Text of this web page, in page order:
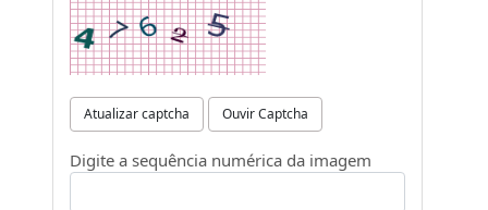
Atualizar captcha Ouvir Captcha
Digite a sequência numérica da imagem